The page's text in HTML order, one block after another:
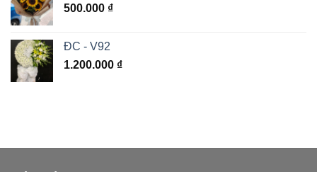
500.000 ₫
ĐC - V92
1.200.000 ₫